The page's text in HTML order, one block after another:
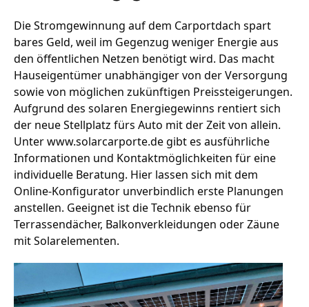
Die Stromgewinnung auf dem Carportdach spart
bares Geld, weil im Gegenzug weniger Energie aus
den öffentlichen Netzen benötigt wird. Das macht
Hauseigentümer unabhängiger von der Versorgung
sowie von möglichen zukünftigen Preissteigerungen.
Aufgrund des solaren Energiegewinns rentiert sich
der neue Stellplatz fürs Auto mit der Zeit von allein.
Unter www.solarcarporte.de gibt es ausführliche
Informationen und Kontaktmöglichkeiten für eine
individuelle Beratung. Hier lassen sich mit dem
Online-Konfigurator unverbindlich erste Planungen
anstellen. Geeignet ist die Technik ebenso für
Terrassendächer, Balkonverkleidungen oder Zäune
mit Solarelementen.